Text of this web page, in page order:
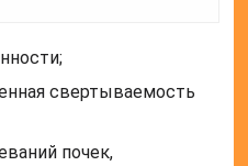
свертываемость
почек,